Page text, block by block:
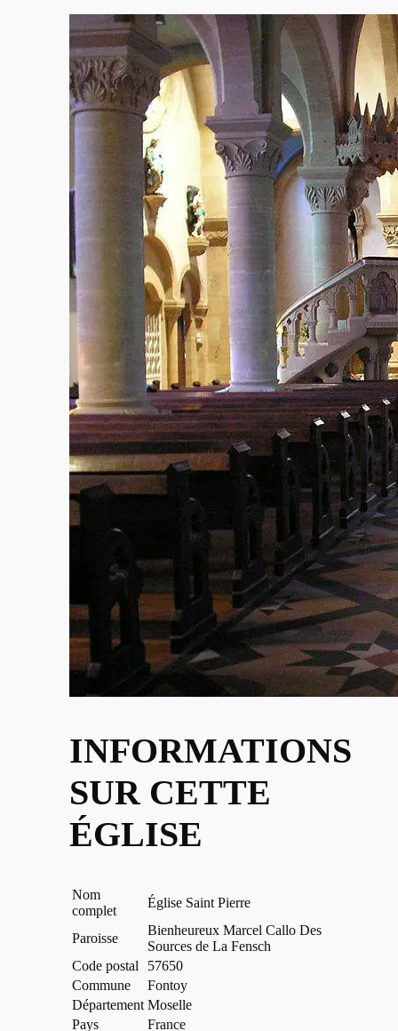
INFORMATIONS
SUR CETTE
ÉGLISE
Nom
complet
Église Saint Pierre
Paroisse
Bienheureux Marcel Callo Des
Sources de La Fensch
Code postal
57650
Commune
Fontoy
Département Moselle
Pays
France